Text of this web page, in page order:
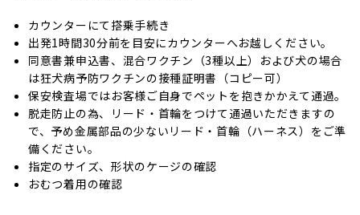
カウンターにて搭乗手続き
出発1時間30分前を目安にカウンターへお越しください。
同意書兼申込書、混合ワクチン（3種以上）および犬の場合
は狂犬病予防ワクチンの接種証明書（コピー可）
保安検査場ではお客様ご自身でペットを抱きかかえて通過。
脱走防止の為、リード・首輪をつけて通過いただきますの
で、予め金属部品の少ないリード・首輪（ハーネス）をご準
備ください。
指定のサイズ、形状のケージの確認
おむつ着用の確認